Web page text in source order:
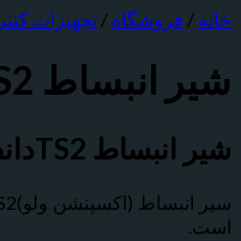
خانه / فروشگاه / تجهیزات
شیر انبساط TS2دانفوس
شیر انبساط TS2
است.